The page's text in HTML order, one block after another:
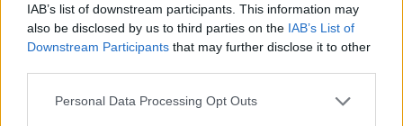
IAB’s list of downstream participants. This information may
also be disclosed by us to third parties on the IAB’s List of
Downstream Participants that may further disclose it to other
Personal Data Processing Opt Outs
Εγγραφή στο newsletter